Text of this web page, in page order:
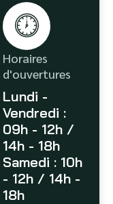
Horaires
d'ouvertures
Lundi -
Vendredi :
09h - 12h /
14h - 18h
Samedi : 10h
- 12h / 14h -
18h